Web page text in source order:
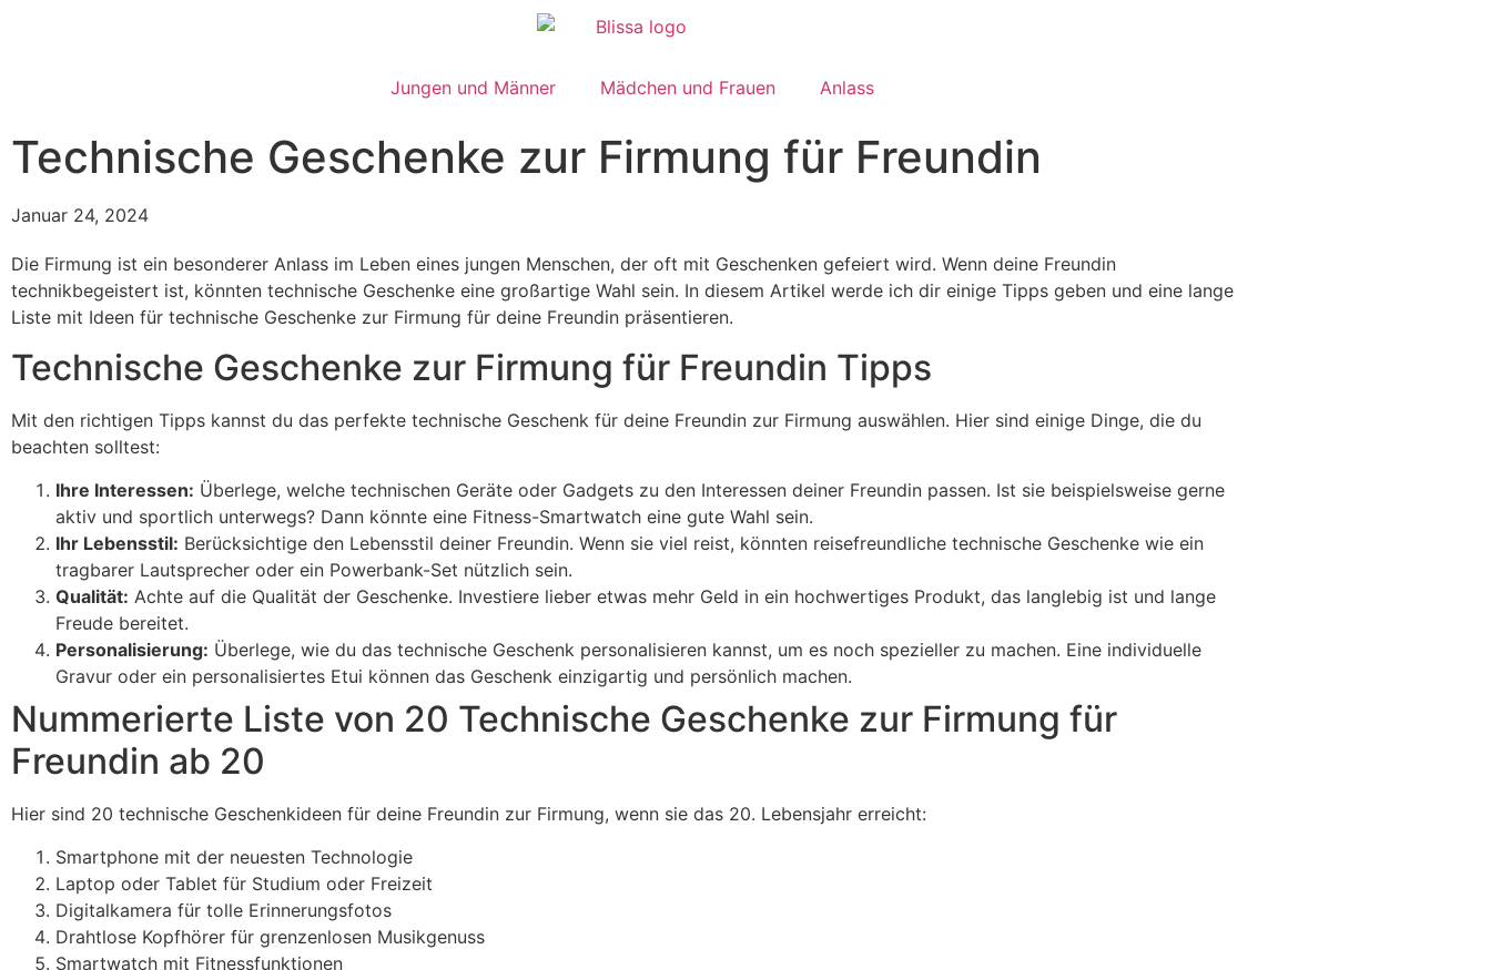
Jungen und Männer Mädchen und Frauen Anlass
Technische Geschenke zur Firmung für Freundin
Januar 24, 2024
Die Firmung ist ein besonderer Anlass im Leben eines jungen Menschen, der oft mit Geschenken gefeiert wird. Wenn deine Freundin
technikbegeistert ist, könnten technische Geschenke eine großartige Wahl sein. In diesem Artikel werde ich dir einige Tipps geben und eine lange
Liste mit Ideen für technische Geschenke zur Firmung für deine Freundin präsentieren.
Technische Geschenke zur Firmung für Freundin Tipps
Mit den richtigen Tipps kannst du das perfekte technische Geschenk für deine Freundin zur Firmung auswählen. Hier sind einige Dinge, die du
beachten solltest:
Ihre Interessen: Überlege, welche technischen Geräte oder Gadgets zu den Interessen deiner Freundin passen. Ist sie beispielsweise gerne
aktiv und sportlich unterwegs? Dann könnte eine Fitness-Smartwatch eine gute Wahl sein.
Ihr Lebensstil: Berücksichtige den Lebensstil deiner Freundin. Wenn sie viel reist, könnten reisefreundliche technische Geschenke wie ein
tragbarer Lautsprecher oder ein Powerbank-Set nützlich sein.
Qualität: Achte auf die Qualität der Geschenke. Investiere lieber etwas mehr Geld in ein hochwertiges Produkt, das langlebig ist und lange
Freude bereitet.
Personalisierung: Überlege, wie du das technische Geschenk personalisieren kannst, um es noch spezieller zu machen. Eine individuelle
Gravur oder ein personalisiertes Etui können das Geschenk einzigartig und persönlich machen.
Nummerierte Liste von 20 Technische Geschenke zur Firmung für
Freundin ab 20
Hier sind 20 technische Geschenkideen für deine Freundin zur Firmung, wenn sie das 20. Lebensjahr erreicht:
Smartphone mit der neuesten Technologie
Laptop oder Tablet für Studium oder Freizeit
Digitalkamera für tolle Erinnerungsfotos
Drahtlose Kopfhörer für grenzenlosen Musikgenuss
Smartwatch mit Fitnessfunktionen